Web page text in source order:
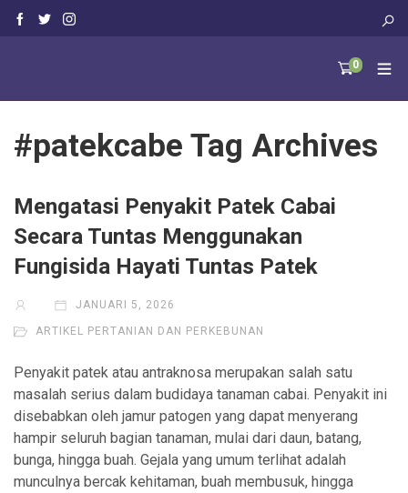
0
#patekcabe Tag Archives
Mengatasi Penyakit Patek Cabai
Secara Tuntas Menggunakan
Fungisida Hayati Tuntas Patek
JANUARI 5, 2026
ARTIKEL PERTANIAN DAN PERKEBUNAN
Penyakit patek atau antraknosa merupakan salah satu
masalah serius dalam budidaya tanaman cabai. Penyakit ini
disebabkan oleh jamur patogen yang dapat menyerang
hampir seluruh bagian tanaman, mulai dari daun, batang,
bunga, hingga buah. Gejala yang umum terlihat adalah
munculnya bercak kehitaman, buah membusuk, hingga